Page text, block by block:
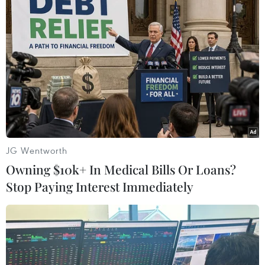
Nigeria bị bắt cóc từ 3 năm trước
06/05/2017 23:53
Nhóm khủng bố Boko Haram ngày 6/5 đã trả tự do cho
ít nhất 80 nữ sinh ở thị trấn Chibok, bang Borno phía
Đông Bắc Nigeria, sau 3 năm bị nhóm khủng bố trên
bắt cóc.
JG Wentworth
Owning $10k+ In Medical Bills Or Loans?
Stop Paying Interest Immediately